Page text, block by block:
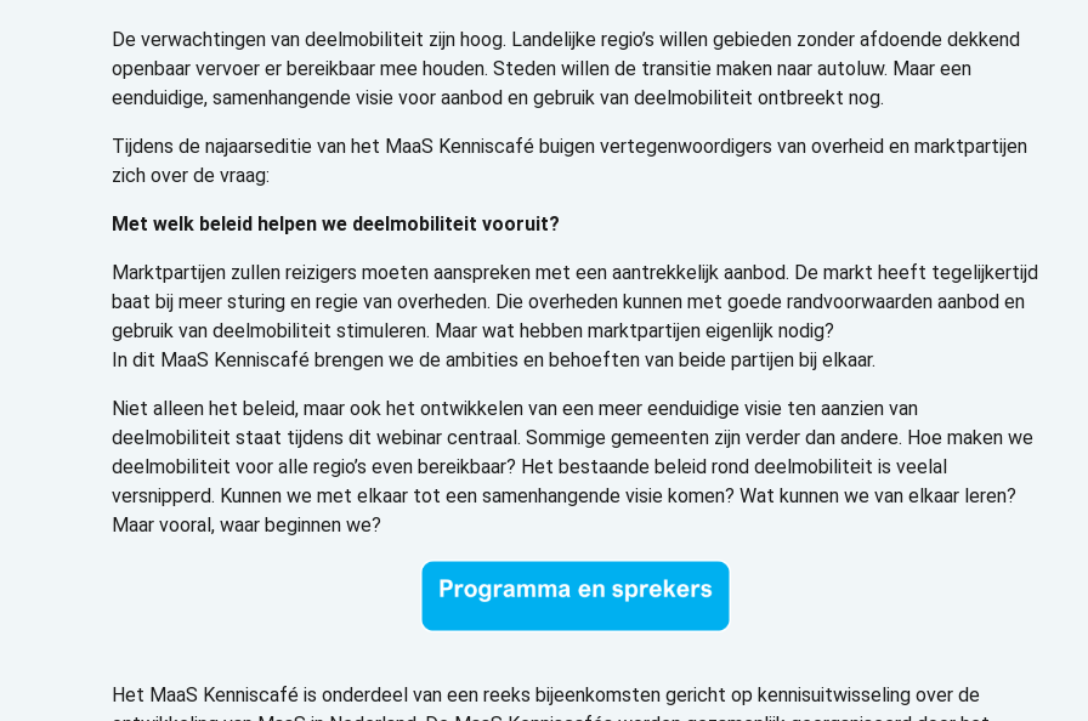
De verwachtingen van deelmobiliteit zijn hoog. Landelijke regio’s willen gebieden zonder afdoende dekkend
openbaar vervoer er bereikbaar mee houden. Steden willen de transitie maken naar autoluw. Maar een
eenduidige, samenhangende visie voor aanbod en gebruik van deelmobiliteit ontbreekt nog.
Tijdens de najaarseditie van het MaaS Kenniscafé buigen vertegenwoordigers van overheid en marktpartijen
zich over de vraag:
Met welk beleid helpen we deelmobiliteit vooruit?
Marktpartijen zullen reizigers moeten aanspreken met een aantrekkelijk aanbod. De markt heeft tegelijkertijd
baat bij meer sturing en regie van overheden. Die overheden kunnen met goede randvoorwaarden aanbod en
gebruik van deelmobiliteit stimuleren. Maar wat hebben marktpartijen eigenlijk nodig?
In dit MaaS Kenniscafé brengen we de ambities en behoeften van beide partijen bij elkaar.
Niet alleen het beleid, maar ook het ontwikkelen van een meer eenduidige visie ten aanzien van
deelmobiliteit staat tijdens dit webinar centraal. Sommige gemeenten zijn verder dan andere. Hoe maken we
deelmobiliteit voor alle regio’s even bereikbaar? Het bestaande beleid rond deelmobiliteit is veelal
versnipperd. Kunnen we met elkaar tot een samenhangende visie komen? Wat kunnen we van elkaar leren?
Maar vooral, waar beginnen we?
Het MaaS Kenniscafé is onderdeel van een reeks bijeenkomsten gericht op kennisuitwisseling over de